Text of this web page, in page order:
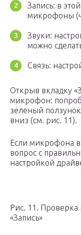
Запись: в
микрофоны
Звуки:
можно
Связь:
Открыв вкладку
микрофон:
зеленый
вниз (см. рис. 11).
Если микрофона
вопрос с
настройкой
Рис. 11.
«Запись»